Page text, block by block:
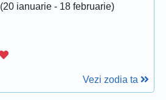
(20 ianuarie - 18 februarie)
Vezi zodia ta